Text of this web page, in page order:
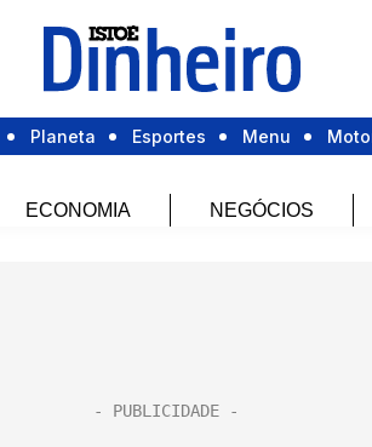
Planeta Esportes Menu
ECONOMIA NEGÓCIOS